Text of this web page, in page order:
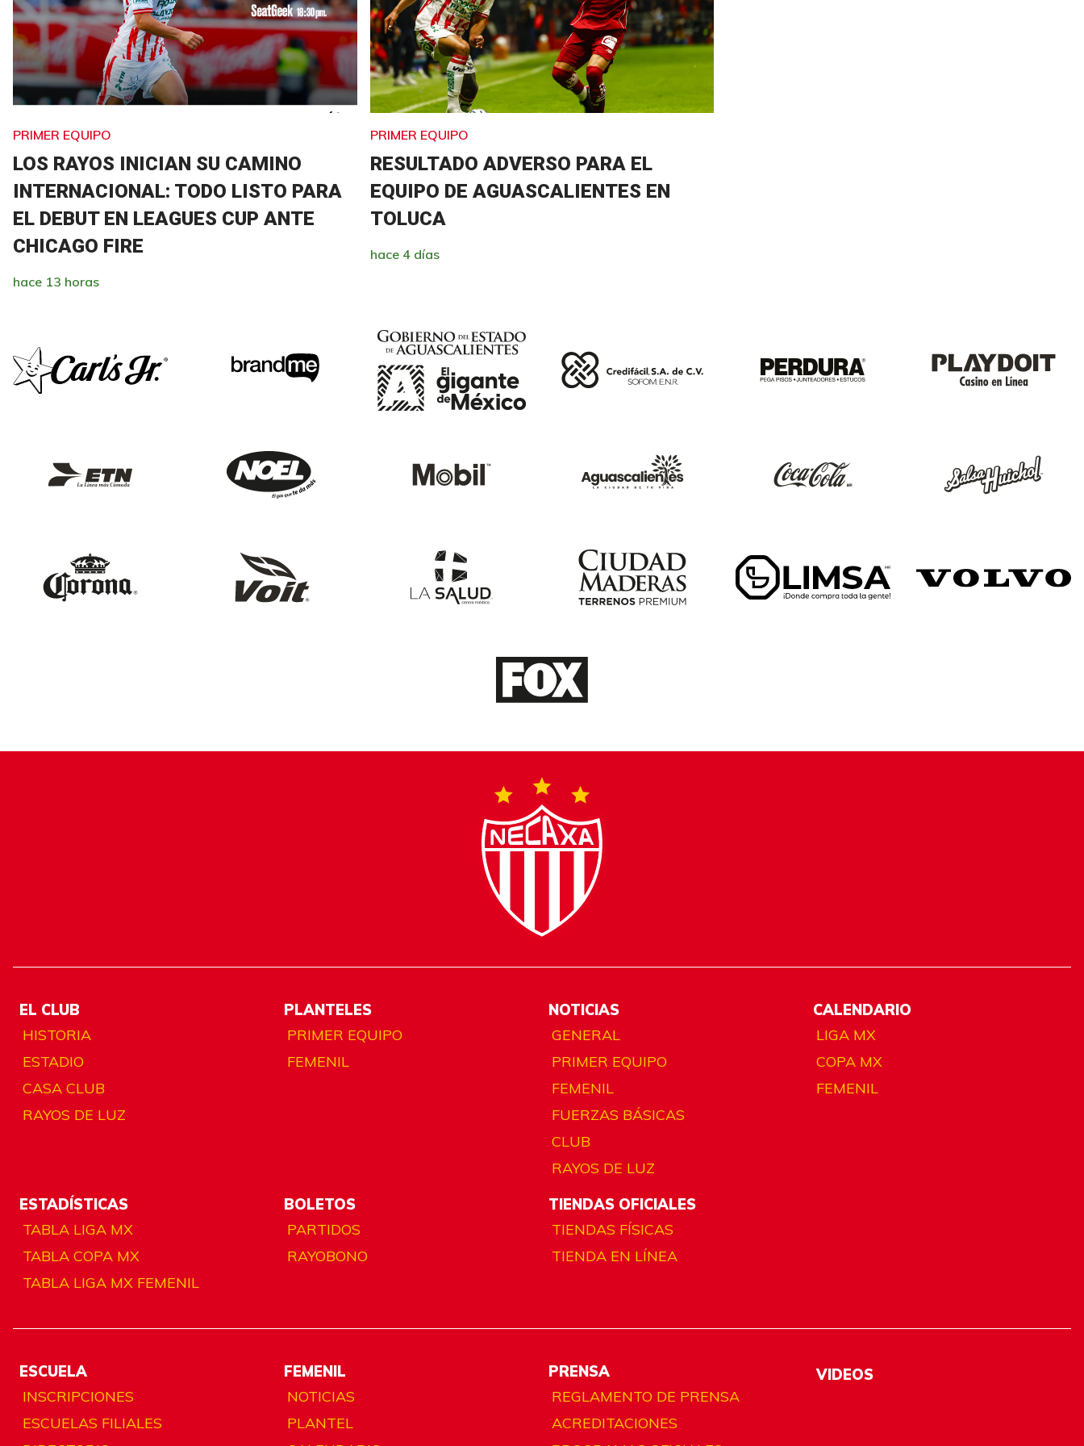
PRIMER EQUIPO
LOS RAYOS INICIAN SU CAMINO
INTERNACIONAL: TODO LISTO PARA
EL DEBUT EN LEAGUES CUP ANTE
CHICAGO FIRE
hace 13 horas
PRIMER EQUIPO
RESULTADO ADVERSO PARA EL
EQUIPO DE AGUASCALIENTES EN
TOLUCA
hace 4 días
EL CLUB
HISTORIA
ESTADIO
CASA CLUB
RAYOS DE LUZ
PLANTELES
PRIMER EQUIPO
FEMENIL
NOTICIAS
GENERAL
PRIMER EQUIPO
FEMENIL
FUERZAS BÁSICAS
CLUB
RAYOS DE LUZ
CALENDARIO
LIGA MX
COPA MX
FEMENIL
ESTADÍSTICAS
TABLA LIGA MX
TABLA COPA MX
TABLA LIGA MX FEMENIL
BOLETOS
PARTIDOS
RAYOBONO
TIENDAS OFICIALES
TIENDAS FÍSICAS
TIENDA EN LÍNEA
ESCUELA
INSCRIPCIONES
ESCUELAS FILIALES
FEMENIL
NOTICIAS
PLANTEL
PRENSA
REGLAMENTO DE PRENSA
ACREDITACIONES
VIDEOS